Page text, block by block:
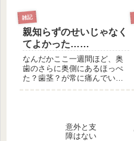
発売となった書籍をお世話に
なったゼミの先生へ渡しに行
くためです。大学の設備がよ
くなっていてびっくり 私の
通っていた学部は家政学部
で、その...
雑記
親知らずのせいじゃなく
てよかった……
なんだかここ一週間ほど、奥
歯のさらに奥側にあるほっぺ
た？歯茎？が常に痛んでいま
は一向にないし。位置的に
「もしかして親知らずが原因
意外と支
障はない